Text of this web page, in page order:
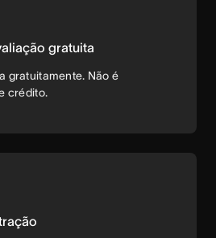
gratuita
gratuitamente. Não é
crédito.